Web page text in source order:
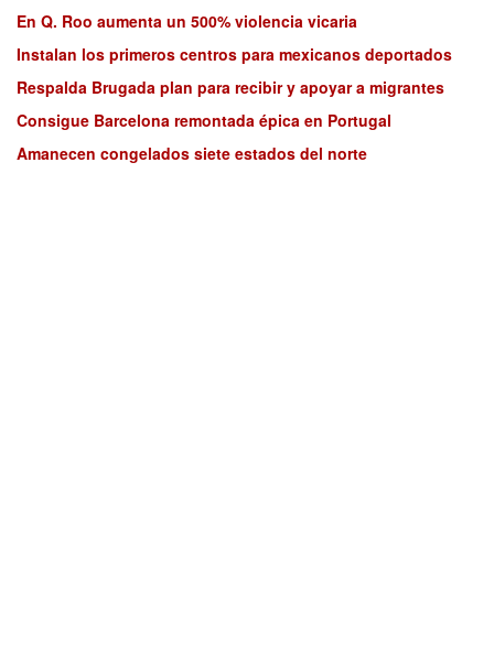
En Q. Roo aumenta un 500% violencia vicaria
Instalan los primeros centros para mexicanos deportados
Respalda Brugada plan para recibir y apoyar a migrantes
Consigue Barcelona remontada épica en Portugal
Amanecen congelados siete estados del norte